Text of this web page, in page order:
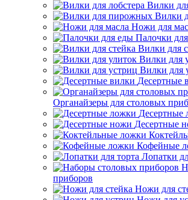
Вилки
Вилки
Ножи для
Палочки
Вилки для
Вилки для
Вилки для
Десертные
Органайзеры для столовых
Десертные
Десертные
Кофейные
Лопатки
приборов
Ножи для